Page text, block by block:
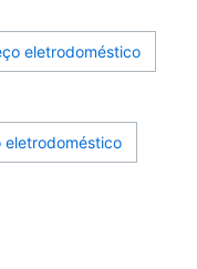
eletrodoméstico
eletrodoméstico